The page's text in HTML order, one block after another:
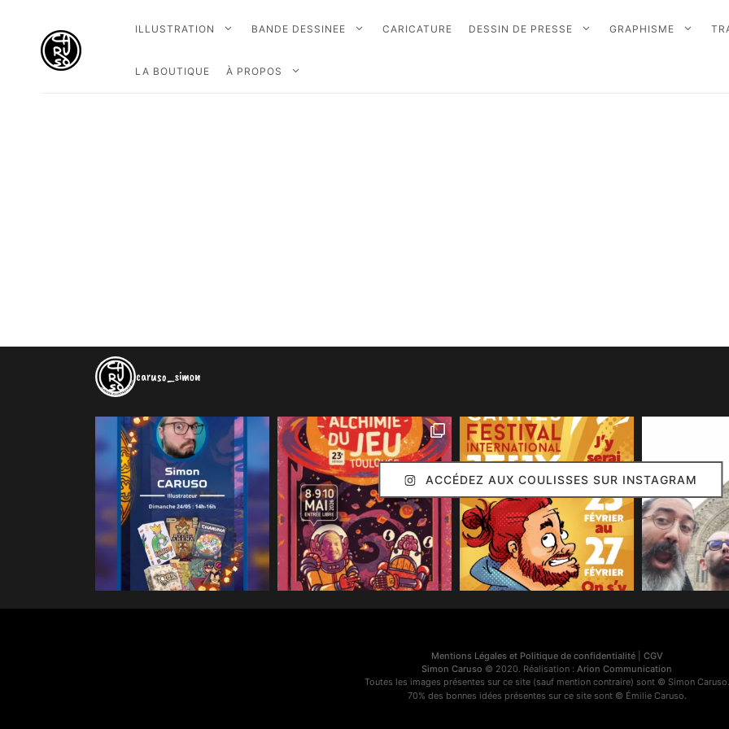
ILLUSTRATION BANDE DESSINEE CARICATURE DESSIN DE PRESSE GRAPHISME
LA BOUTIQUE À PROPOS
caruso_simon
ACCÉDEZ AUX COULISSES SUR INSTAGRAM
Mentions Légales et Politique de confidentialité| CGV
Simon Caruso © 2020. Réalisation : Arion Communication
Toutes les images présentes sur ce site (sauf mention contraire) sont © Simon Caruso.
70% des bonnes idées présentes sur ce site sont © Émilie Caruso.